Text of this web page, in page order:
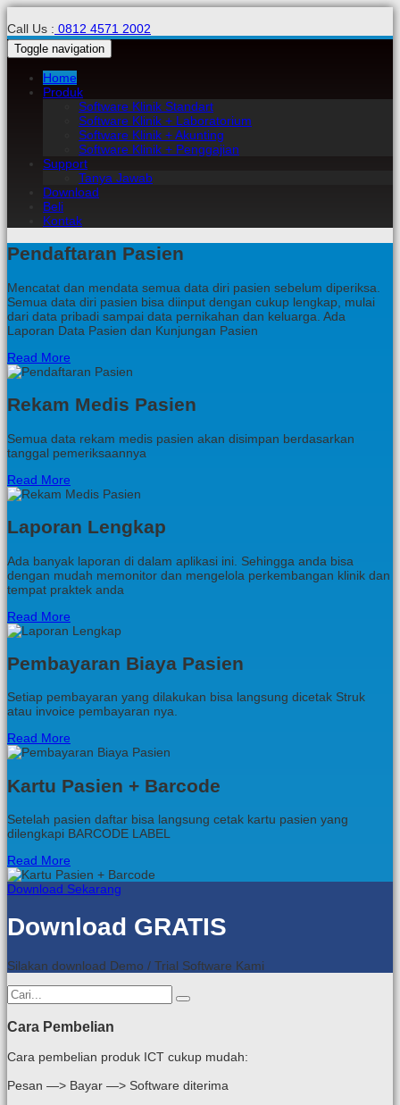
Call Us : 0812 4571 2002
Toggle navigation
Home
Produk
Software Klinik Standart
Software Klinik + Laboratorium
Software Klinik + Akunting
Software Klinik + Penggajian
Support
Tanya Jawab
Download
Beli
Kontak
Pendaftaran Pasien
Mencatat dan mendata semua data diri pasien sebelum diperiksa.
Semua data diri pasien bisa diinput dengan cukup lengkap, mulai
dari data pribadi sampai data pernikahan dan keluarga. Ada
Laporan Data Pasien dan Kunjungan Pasien
Read More
Rekam Medis Pasien
Semua data rekam medis pasien akan disimpan berdasarkan
tanggal pemeriksaannya
Read More
Laporan Lengkap
Ada banyak laporan di dalam aplikasi ini. Sehingga anda bisa
dengan mudah memonitor dan mengelola perkembangan klinik dan
tempat praktek anda
Read More
Pembayaran Biaya Pasien
Setiap pembayaran yang dilakukan bisa langsung dicetak Struk
atau invoice pembayaran nya.
Read More
Kartu Pasien + Barcode
Setelah pasien daftar bisa langsung cetak kartu pasien yang
dilengkapi BARCODE LABEL
Read More
Download Sekarang
Download GRATIS
Silakan download Demo / Trial Software Kami
Cara Pembelian
Cara pembelian produk ICT cukup mudah:
Pesan —> Bayar —> Software diterima